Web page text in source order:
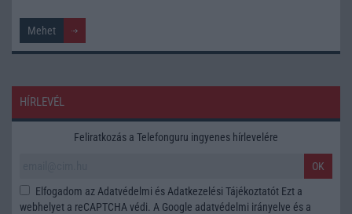
HÍRLEVÉL
Feliratkozás a Telefonguru ingyenes hírlevelére
OK
Elfogadom az Adatvédelmi és Adatkezelési Tájékoztatót Ezt a
webhelyet a reCAPTCHA védi. A Google adatvédelmi irányelve és a